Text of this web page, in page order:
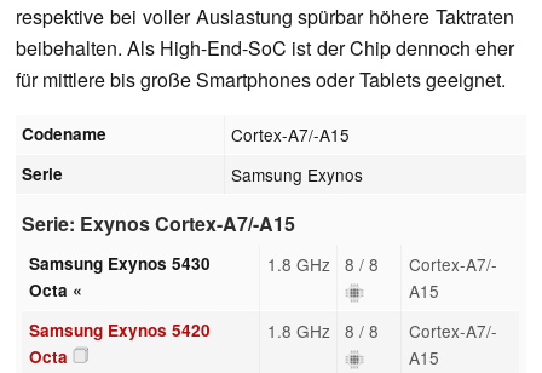
respektive bei voller Auslastung spürbar höhere Taktraten
beibehalten. Als High-End-SoC ist der Chip dennoch eher
für mittlere bis große Smartphones oder Tablets geeignet.
Codename Cortex-A7/-A15
Serie Samsung Exynos
Serie: Exynos Cortex-A7/-A15
Samsung Exynos 5430
Octa «
1.8 GHz 8 / 8
Cortex-A7/-
A15
Samsung Exynos 5420
Octa
1.8 GHz 8 / 8
Cortex-A7/-
A15